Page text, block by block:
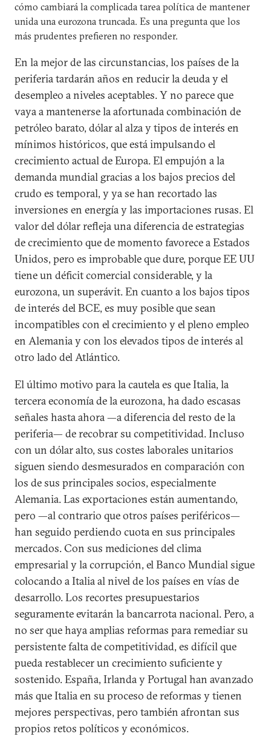
cómo cambiará la complicada tarea política de mantener
unida una eurozona truncada. Es una pregunta que los
más prudentes prefieren no responder.
En la mejor de las circunstancias, los países de la
periferia tardarán años en reducir la deuda y el
desempleo a niveles aceptables. Y no parece que
vaya a mantenerse la afortunada combinación de
petróleo barato, dólar al alza y tipos de interés en
mínimos históricos, que está impulsando el
crecimiento actual de Europa. El empujón a la
demanda mundial gracias a los bajos precios del
crudo es temporal, y ya se han recortado las
inversiones en energía y las importaciones rusas. El
valor del dólar refleja una diferencia de estrategias
de crecimiento que de momento favorece a Estados
Unidos, pero es improbable que dure, porque EE UU
tiene un déficit comercial considerable, y la
eurozona, un superávit. En cuanto a los bajos tipos
de interés del BCE, es muy posible que sean
incompatibles con el crecimiento y el pleno empleo
en Alemania y con los elevados tipos de interés al
otro lado del Atlántico.
El último motivo para la cautela es que Italia, la
tercera economía de la eurozona, ha dado escasas
señales hasta ahora —a diferencia del resto de la
periferia— de recobrar su competitividad. Incluso
con un dólar alto, sus costes laborales unitarios
siguen siendo desmesurados en comparación con
los de sus principales socios, especialmente
Alemania. Las exportaciones están aumentando,
pero —al contrario que otros países periféricos—
han seguido perdiendo cuota en sus principales
mercados. Con sus mediciones del clima
empresarial y la corrupción, el Banco Mundial sigue
colocando a Italia al nivel de los países en vías de
desarrollo. Los recortes presupuestarios
seguramente evitarán la bancarrota nacional. Pero, a
no ser que haya amplias reformas para remediar su
persistente falta de competitividad, es difícil que
pueda restablecer un crecimiento suficiente y
sostenido. España, Irlanda y Portugal han avanzado
más que Italia en su proceso de reformas y tienen
mejores perspectivas, pero también afrontan sus
propios retos políticos y económicos.